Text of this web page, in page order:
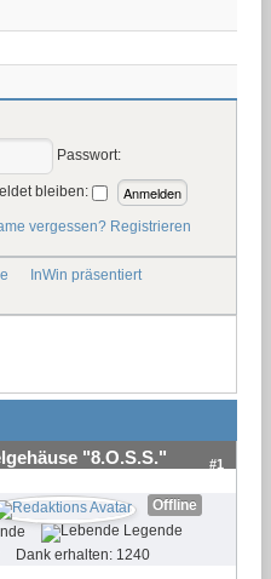
Passwort:
bleiben:
vergessen? Registrieren
InWin präsentiert
"8.O.S.S." #1
Offline
Dank erhalten: 1240